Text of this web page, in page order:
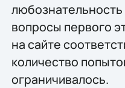
вопросы первого
на сайте
количество
ограничивалось.